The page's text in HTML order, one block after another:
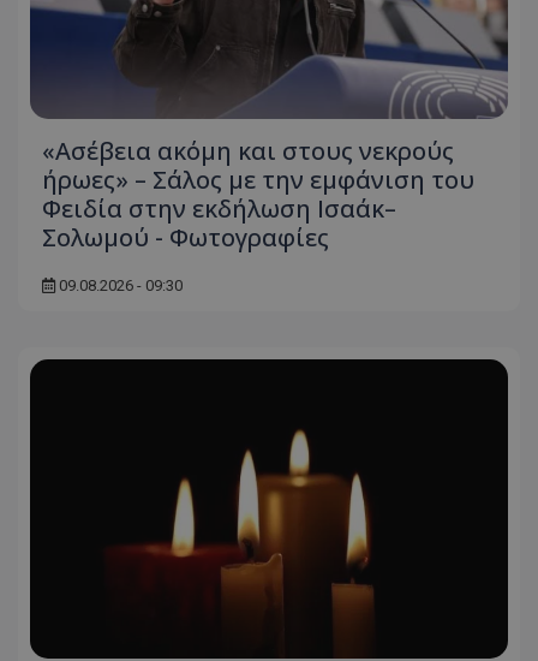
«Ασέβεια ακόμη και στους νεκρούς
ήρωες» – Σάλος με την εμφάνιση του
Φειδία στην εκδήλωση Ισαάκ–
Σολωμού - Φωτογραφίες
09.08.2026 - 09:30